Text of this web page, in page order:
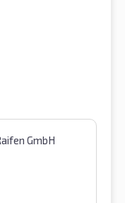
GmbH